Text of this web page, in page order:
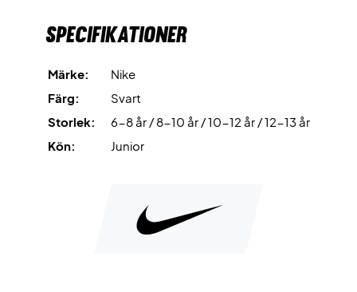
Specifikationer
Märke:
Nike
Färg:
Svart
Storlek:
6-8 år / 8-10 år / 10-12 år / 12-13 år
Kön:
Junior